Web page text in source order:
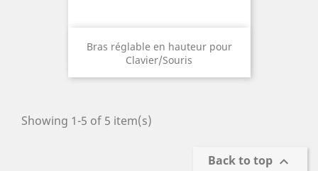
Bras réglable en hauteur pour
Clavier/Souris
Showing 1-5 of 5 item(s)
Back to top 